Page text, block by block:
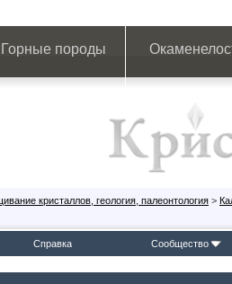
Горные породы
кристаллов, геология, палеонтология >
Справка Сообщество